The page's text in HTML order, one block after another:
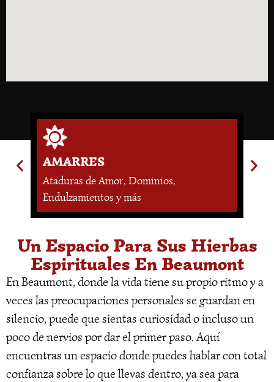
AMARRES
Ataduras de Amor, Dominios,
Endulzamientos y más
Un Espacio Para Sus Hierbas
Espirituales En Beaumont
En Beaumont, donde la vida tiene su propio ritmo y a
veces las preocupaciones personales se guardan en
silencio, puede que sientas curiosidad o incluso un
poco de nervios por dar el primer paso. Aquí
encuentras un espacio donde puedes hablar con total
confianza sobre lo que llevas dentro, ya sea para